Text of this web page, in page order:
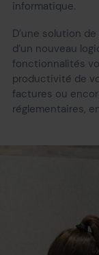
informatique.
D’une solution
d’un nouveau
fonctionnalités
productivité de
factures ou
réglementaires,